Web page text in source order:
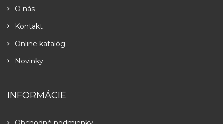
O nás
Kontakt
Online katalóg
Novinky
INFORMÁCIE